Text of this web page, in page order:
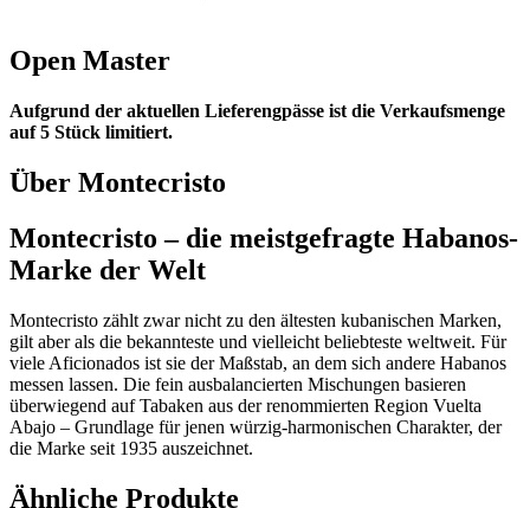
Open Master
Aufgrund der aktuellen Lieferengpässe ist die Verkaufsmenge
auf 5 Stück limitiert.
Über Montecristo
Montecristo – die meistgefragte Habanos-
Marke der Welt
Montecristo zählt zwar nicht zu den ältesten kubanischen Marken,
gilt aber als die bekannteste und vielleicht beliebteste weltweit. Für
viele Aficionados ist sie der Maßstab, an dem sich andere Habanos
messen lassen. Die fein ausbalancierten Mischungen basieren
überwiegend auf Tabaken aus der renommierten Region Vuelta
Abajo – Grundlage für jenen würzig-harmonischen Charakter, der
die Marke seit 1935 auszeichnet.
Ähnliche Produkte